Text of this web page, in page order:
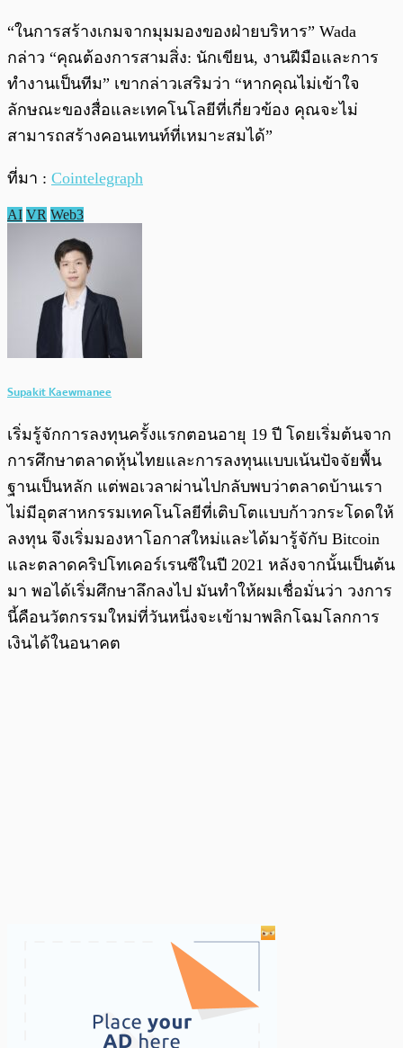
“ในการสร้างเกมจากมุมมองของฝ่ายบริหาร” Wada
กล่าว “คุณต้องการสามสิ่ง: นักเขียน, งานฝีมือและการ
ทำงานเป็นทีม” เขากล่าวเสริมว่า “หากคุณไม่เข้าใจ
ลักษณะของสื่อและเทคโนโลยีที่เกี่ยวข้อง คุณจะไม่
สามารถสร้างคอนเทนท์ที่เหมาะสมได้”
ที่มา : Cointelegraph
AI VR Web3
Supakit Kaewmanee
เริ่มรู้จักการลงทุนครั้งแรกตอนอายุ 19 ปี โดยเริ่มต้นจาก
การศึกษาตลาดหุ้นไทยและการลงทุนแบบเน้นปัจจัยพื้น
ฐานเป็นหลัก แต่พอเวลาผ่านไปกลับพบว่าตลาดบ้านเรา
ไม่มีอุตสาหกรรมเทคโนโลยีที่เติบโตแบบก้าวกระโดดให้
ลงทุน จึงเริ่มมองหาโอกาสใหม่และได้มารู้จักับ Bitcoin
และตลาดคริปโทเคอร์เรนซีในปี 2021 หลังจากนั้นเป็นต้น
มา พอได้เริ่มศึกษาลึกลงไป มันทำให้ผมเชื่อมั่นว่า วงการ
นี้คือนวัตกรรมใหม่ที่วันหนึ่งจะเข้ามาพลิกโฉมโลกการ
เงินได้ในอนาคต